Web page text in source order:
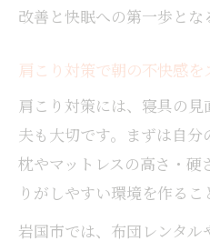
改善と快眠への第一歩とな
肩こり対策で朝の不快感
肩こり対策には、寝具の
夫も大切です。まずは自分
枕やマットレスの高さ・
りがしやすい環境を作るこ
岩国市では、布団レンタ